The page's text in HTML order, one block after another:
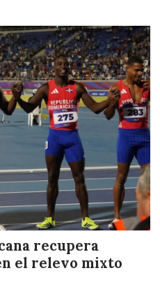
recupera
el relevo mixto